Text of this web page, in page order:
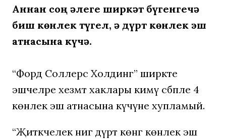
Аннан соң әлеге ширкәт бүгенгечә
биш көнлек түгел, ә дүрт көнлек эш
атнасына күчә.
“Форд Соллерс Холдинг” ширкәте
эшчеләре хезмәт хаклары кимү сәбәпле 4
көнлек эш атнасына күчүне хупламый.
“Җитәкчелек нигә дүрт көнгә көнлек эш